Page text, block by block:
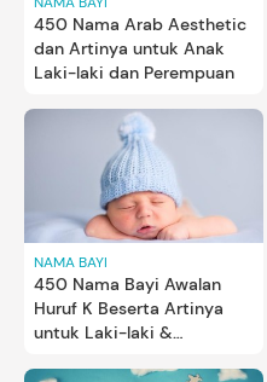
450 Nama Arab Aesthetic
dan Artinya untuk Anak
Laki-laki dan Perempuan
NAMA BAYI
450 Nama Bayi Awalan
Huruf K Beserta Artinya
untuk Laki-laki &